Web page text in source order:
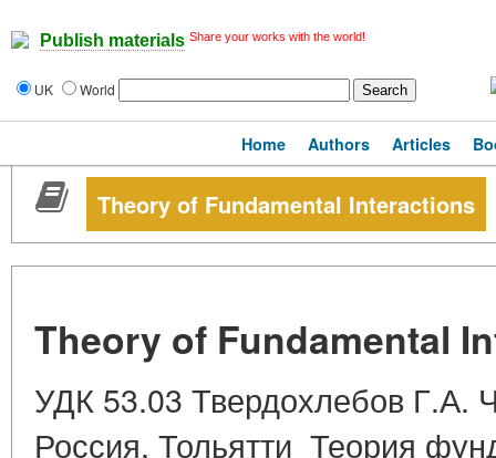
Publish materials Share your works with the world!
UK World
Home Authors Articles
Theory of Fundamental Interactions
Theory of Fundamental
УДК 53.03 Твердохлебов Г.А.
Россия, Тольятти Теория